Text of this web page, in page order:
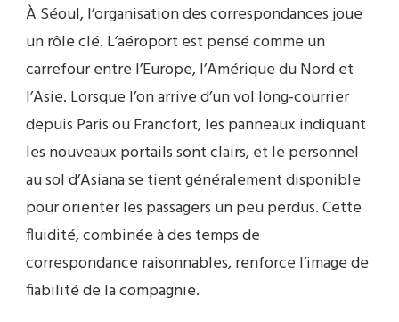
À Séoul, l’organisation des correspondances joue
un rôle clé. L’aéroport est pensé comme un
carrefour entre l’Europe, l’Amérique du Nord et
l’Asie. Lorsque l’on arrive d’un vol long-courrier
depuis Paris ou Francfort, les panneaux indiquant
les nouveaux portails sont clairs, et le personnel
au sol d’Asiana se tient généralement disponible
pour orienter les passagers un peu perdus. Cette
fluidité, combinée à des temps de
correspondance raisonnables, renforce l’image de
fiabilité de la compagnie.